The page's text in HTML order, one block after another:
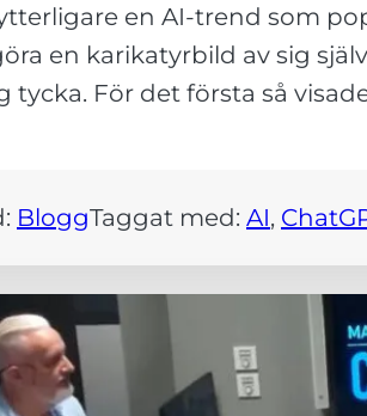
en AI-trend som
en karikatyrbild av sig
tycka. För det första så
BloggTaggat med: AI,